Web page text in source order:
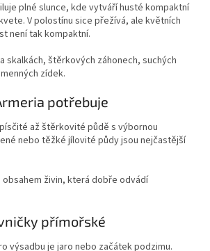
plné slunce, kde vytváří husté kompaktní
V polostínu sice přežívá, ale květních
není tak kompaktní.
skalkách, štěrkových záhonech, suchých
zídek.
potřebuje
až štěrkovité půdě s výbornou
nebo těžké jílovité půdy jsou nejčastější
obsahem živin, která dobře odvádí
přímořské
výsadbu je jaro nebo začátek podzimu.